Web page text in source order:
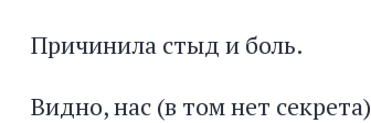
Причинила стыд и боль.
Видно, нас (в том нет секрета)